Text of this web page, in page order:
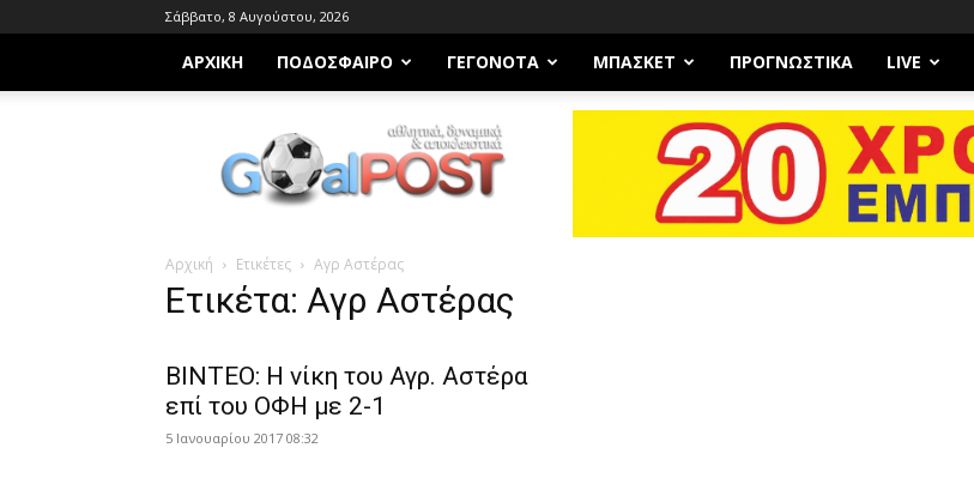
Σάββατο, 8 Αυγούστου, 2026
ΑΡΧΙΚΗ ΠΟΔΌΣΦΑΙΡΟ ΓΕΓΟΝΌΤΑ ΜΠΆΣΚΕΤ ΠΡΟΓΝΩΣΤΙΚΑ LIVE
Goalpost.gr
Αρχική Ετικέτες Αγρ Αστέρας
Ετικέτα: Αγρ Αστέρας
BINTEO: Η νίκη του Αγρ. Αστέρα
επί του ΟΦΗ με 2-1
5 Ιανουαρίου 2017 08:32